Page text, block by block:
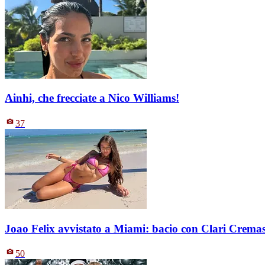
Ainhi, che frecciate a Nico Williams!
37
Joao Felix avvistato a Miami: bacio con Clari
50